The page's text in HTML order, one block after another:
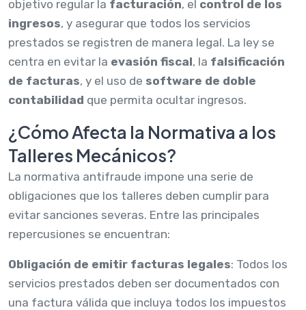
objetivo regular la facturación, el control de los
ingresos, y asegurar que todos los servicios
prestados se registren de manera legal. La ley se
centra en evitar la evasión fiscal, la falsificación
de facturas, y el uso de software de doble
contabilidad que permita ocultar ingresos.
¿Cómo Afecta la Normativa a los
Talleres Mecánicos?
La normativa antifraude impone una serie de
obligaciones que los talleres deben cumplir para
evitar sanciones severas. Entre las principales
repercusiones se encuentran:
Obligación de emitir facturas legales: Todos los
servicios prestados deben ser documentados con
una factura válida que incluya todos los impuestos